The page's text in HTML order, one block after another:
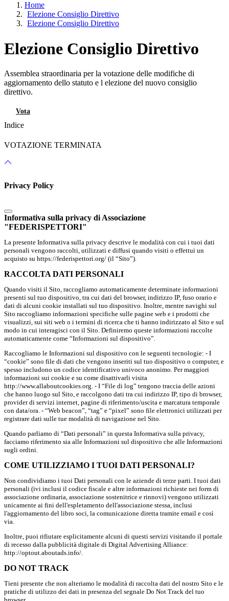
Home
Elezione Consiglio Direttivo
Elezione Consiglio Direttivo
Elezione Consiglio Direttivo
Assemblea straordinaria per la votazione delle modifiche di
aggiornamento dello statuto e l elezione del nuovo consiglio
direttivo.
Vota
Indice
VOTAZIONE TERMINATA
Privacy Policy
Informativa sulla privacy di Associazione
"FEDERISPETTORI"
La presente Informativa sulla privacy descrive le modalità con cui i tuoi dati
personali vengono raccolti, utilizzati e diffusi quando visiti o effettui un
acquisto su https://federispettori.org/ (il “Sito”).
RACCOLTA DATI PERSONALI
Quando visiti il Sito, raccogliamo automaticamente determinate informazioni
presenti sul tuo dispositivo, tra cui dati del browser, indirizzo IP, fuso orario e
dati di alcuni cookie installati sul tuo dispositivo. Inoltre, mentre navighi sul
Sito raccogliamo informazioni specifiche sulle pagine web e i prodotti che
visualizzi, sui siti web o i termini di ricerca che ti hanno indirizzato al Sito e sul
modo in cui interagisci con il Sito. Definiremo queste informazioni raccolte
automaticamente come “Informazioni sul dispositivo”.
Raccogliamo le Informazioni sul dispositivo con le seguenti tecnologie: - I
“cookie” sono file di dati che vengono inseriti sul tuo dispositivo o computer, e
spesso includono un codice identificativo univoco anonimo. Per maggiori
informazioni sui cookie e su come disattivarli visita
http://www.allaboutcookies.org. - I “File di log” tengono traccia delle azioni
che hanno luogo sul Sito, e raccolgono dati tra cui indirizzo IP, tipo di browser,
provider di servizi internet, pagine di riferimento/uscita e marcatura temporale
con data/ora. - “Web beacon”, “tag” e “pixel” sono file elettronici utilizzati per
registrare dati sulle tue modalità di navigazione nel Sito.
Quando parliamo di “Dati personali” in questa Informativa sulla privacy,
facciamo riferimento sia alle Informazioni sul dispositivo che alle Informazioni
sugli ordini.
COME UTILIZZIAMO I TUOI DATI PERSONALI?
Non condividiamo i tuoi Dati personali con le aziende di terze parti. I tuoi dati
personali (ivi inclusi il codice fiscale e altre informazioni richieste nei form di
associazione ordinaria, associazione sostenitrice e rinnovi) vengono utilizzati
unicamente ai fini dell'espletamento dell'associazione stessa, inclusi
l'aggiornamento del libro soci, la comunicazione diretta tramite email e così
via.
Inoltre, puoi rifiutare esplicitamente alcuni di questi servizi visitando il portale
di recesso dalla pubblicità digitale di Digital Advertising Alliance:
http://optout.aboutads.info/.
DO NOT TRACK
Tieni presente che non alteriamo le modalità di raccolta dati del nostro Sito e le
pratiche di utilizzo dei dati in presenza del segnale Do Not Track del tuo